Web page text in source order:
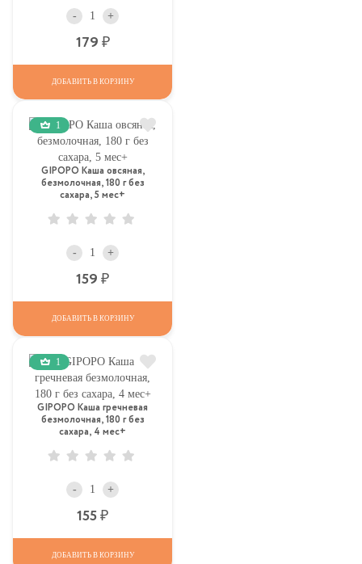
- +
179
ДОБАВИТЬ В КОРЗИНУ
1
GIPOPO Каша овсяная,
безмолочная, 180 г без
сахара, 5 мес+
- +
159
ДОБАВИТЬ В КОРЗИНУ
1
GIPOPO Каша гречневая
безмолочная, 180 г без
сахара, 4 мес+
- +
155
ДОБАВИТЬ В КОРЗИНУ